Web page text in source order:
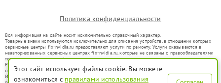
Политика конфиденциальности
Вся информация на сайте носит исключительно справочный характер.
Товарные знаки используются исключительно для описания устройств, в отношении которых
сервисные центры fix-nvidia.ru предоставляют услуги по ремонту. Услуги оказываются в
неавторизованных сервисных центрах fix-nvidia.ru, которые не связаны с правообладателями
товарных знаков или их официальными представителями.
Ремонт осуществляется для устройств, уже введенных в гражданский оборот в соответствии
со статьей 1487 ГК РФ.
Использование товарных знаков не преследует цели индивидуализации услуг или введения
Этот сайт использует файлы cookie. Вы можете
ознакомиться с правилами использования